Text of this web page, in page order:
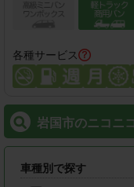
各種サービス
岩国市のニコニ
車種別で探す